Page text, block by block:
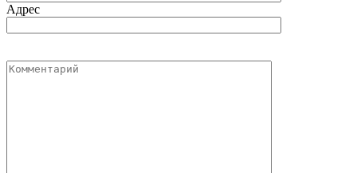
Адрес